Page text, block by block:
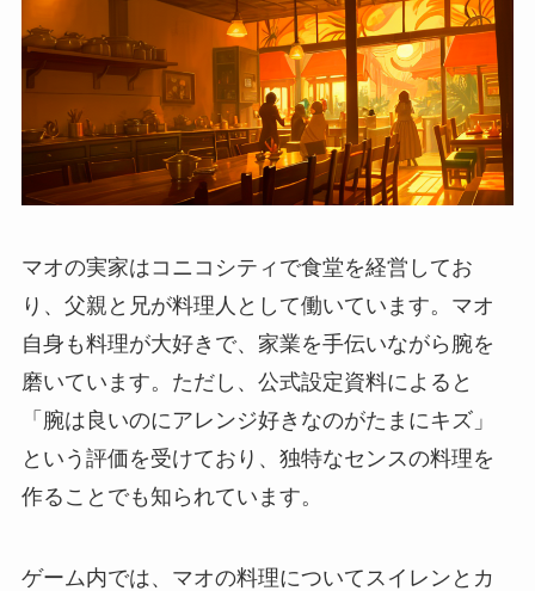
マオの実家はコニコシティで食堂を経営してお
り、父親と兄が料理人として働いています。マオ
自身も料理が大好きで、家業を手伝いながら腕を
磨いています。ただし、公式設定資料によると
「腕は良いのにアレンジ好きなのがたまにキズ」
という評価を受けており、独特なセンスの料理を
作ることでも知られています。
ゲーム内では、マオの料理についてスイレンとカ